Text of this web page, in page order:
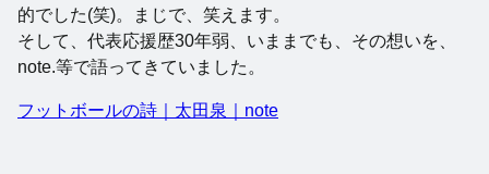
的でした(笑)。まじで、笑えます。
そして、代表応援歴30年弱、いままでも、その想いを、
note.等で語ってきていました。
フットボールの詩｜太田泉｜note